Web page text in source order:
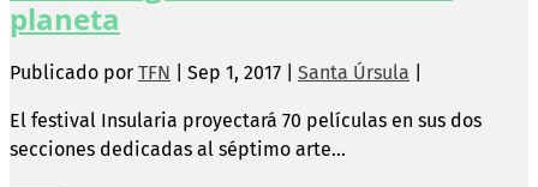
planeta
Publicado por TFN Sep 1, 2017 Santa Úrsula
El festival Insularia proyectará 70 películas en sus dos
secciones dedicadas al séptimo arte...